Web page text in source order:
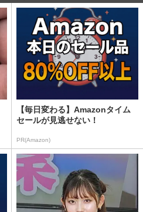
【毎日変わる】Amazonタイム
セールが見逃せない！
PR(Amazon)